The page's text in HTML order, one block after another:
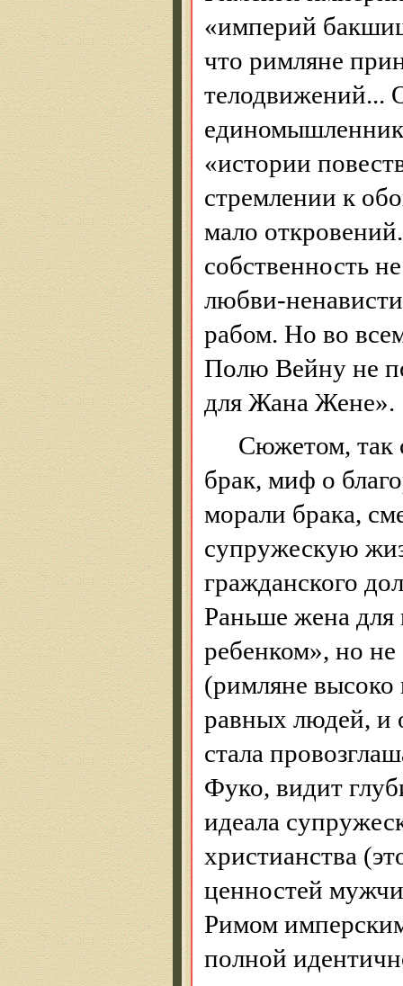
«империй
что римляне
телодвижений...
«истории
стремлении к
мало
собственность
любви-
рабом. Но во
Полю Вейну не
для Жана Жене».
Сюжетом, так
брак, миф о
морали брака,
супружескую
гражданского
Раньше жена
ребенком», но
(римляне
равных людей, и
стала
Фуко, видит
идеала
христианства
ценностей
Римом
полной